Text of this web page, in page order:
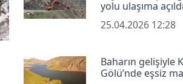
yolu ulaşıma açıldı
25.04.2026 12:28
Baharın gelişiyle
Gölü’nde eşsiz